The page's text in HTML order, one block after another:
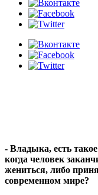
- Владыка, есть
когда человек
жениться, либо
современном мире?